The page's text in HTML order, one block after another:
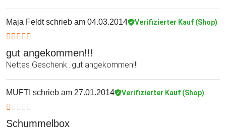
Maja Feldtschrieb am 04.03.2014 Verifizierter Kauf (Shop)
gut angekommen!!!
Nettes Geschenk...gut angekommen!!!
MUFTI schrieb am 27.01.2014 Verifizierter Kauf (Shop)
Schummelbox